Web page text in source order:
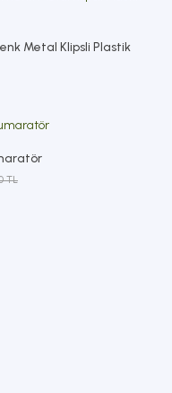
Metal Klipsli Plastik
TL